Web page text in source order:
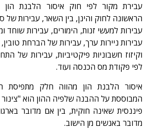
עבירת מקור לפי חוק איסור הלבנת הון
הראשונה לחוק והינן, בין השאר, עבירות
עבירות למעשי זנות, הימורים, עבירות שוחד
עבירות ניירות ערך, עבירות של הברחת
וקיזוז חשבוניות פיקטיביות, עבירות של
לפי פקודת מס הכנסה ועוד.
איסור הלבנת הון מהווה חלק מתפיסת
המבוססת על ההבנה שלפיה ההון הוא
פיננסית שאינה חוקית, בין אם מדובר
מדובר באנשים מן הישוב.